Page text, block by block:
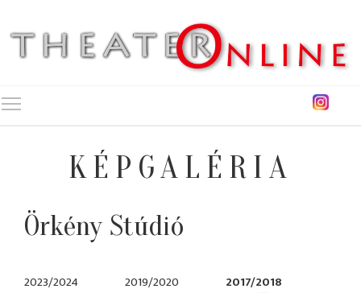
KÉPGALÉRIA
Örkény Stúdió
2023/2024 2019/2020 2017/2018